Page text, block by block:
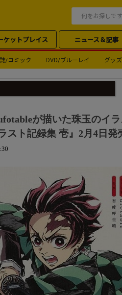
ケットプレイス ニュース＆記事
/コミック DVD/ブルーレイ グッズ
が描いた珠玉のイ
スト記録集 壱』2月4日発